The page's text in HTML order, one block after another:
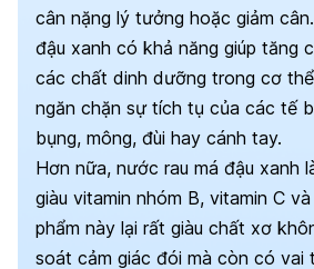
cân nặng lý tưởng hoặc giảm cân.
đậu xanh có khả năng giúp tăng
các chất dinh dưỡng trong cơ
ngăn chặn sự tích tụ của các tế
bụng, mông, đùi hay cánh tay.
Hơn nữa, nước rau má đậu xanh
giàu vitamin nhóm B, vitamin C
phẩm này lại rất giàu chất xơ
soát cảm giác đói mà còn có vai